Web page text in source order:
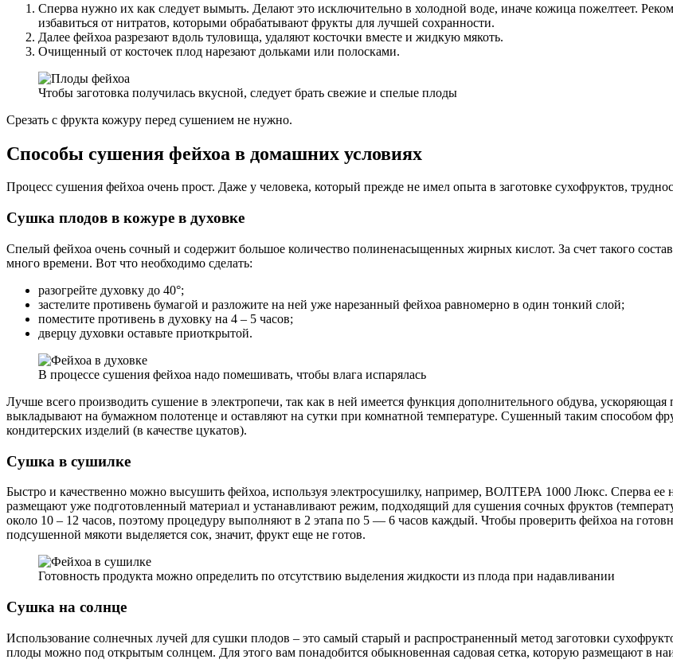
Сперва нужно их как следует вымыть. Делают это исключительно в холодной воде, иначе кожица пожелтеет.
избавиться от нитратов, которыми обрабатывают фрукты для лучшей сохранности.
Далее фейхоа разрезают вдоль туловища, удаляют косточки вместе и жидкую мякоть.
Очищенный от косточек плод нарезают дольками или полосками.
Чтобы заготовка получилась вкусной, следует брать свежие и спелые плоды
Срезать с фрукта кожуру перед сушением не нужно.
Способы сушения фейхоа в домашних условиях
Процесс сушения фейхоа очень прост. Даже у человека, который прежде не имел опыта в заготовке сухофруктов,
Сушка плодов в кожуре в духовке
Спелый фейхоа очень сочный и содержит большое количество полиненасыщенных жирных кислот. За счет такого
много времени. Вот что необходимо сделать:
разогрейте духовку до 40°;
застелите противень бумагой и разложите на ней уже нарезанный фейхоа равномерно в один тонкий слой;
поместите противень в духовку на 4 – 5 часов;
дверцу духовки оставьте приоткрытой.
В процессе сушения фейхоа надо помешивать, чтобы влага испарялась
Лучше всего производить сушение в электропечи, так как в ней имеется функция дополнительного обдува,
выкладывают на бумажном полотенце и оставляют на сутки при комнатной температуре. Сушенный таким способом
кондитерских изделий (в качестве цукатов).
Сушка в сушилке
Быстро и качественно можно высушить фейхоа, используя электросушилку, например, ВОЛТЕРА 1000 Люкс. Сперва ее
размещают уже подготовленный материал и устанавливают режим, подходящий для сушения сочных фруктов
около 10 – 12 часов, поэтому процедуру выполняют в 2 этапа по 5 — 6 часов каждый. Чтобы проверить фейхоа на
подсушенной мякоти выделяется сок, значит, фрукт еще не готов.
Готовность продукта можно определить по отсутствию выделения жидкости из плода при надавливании
Сушка на солнце
Использование солнечных лучей для сушки плодов – это самый старый и распространенный метод заготовки
плоды можно под открытым солнцем. Для этого вам понадобится обыкновенная садовая сетка, которую размещают в